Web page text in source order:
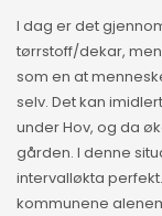
I dag er det
tørrstoff/dekar,
som en at
selv. Det kan
under Hov, og da
gården. I denne
intervalløkta
kommunene